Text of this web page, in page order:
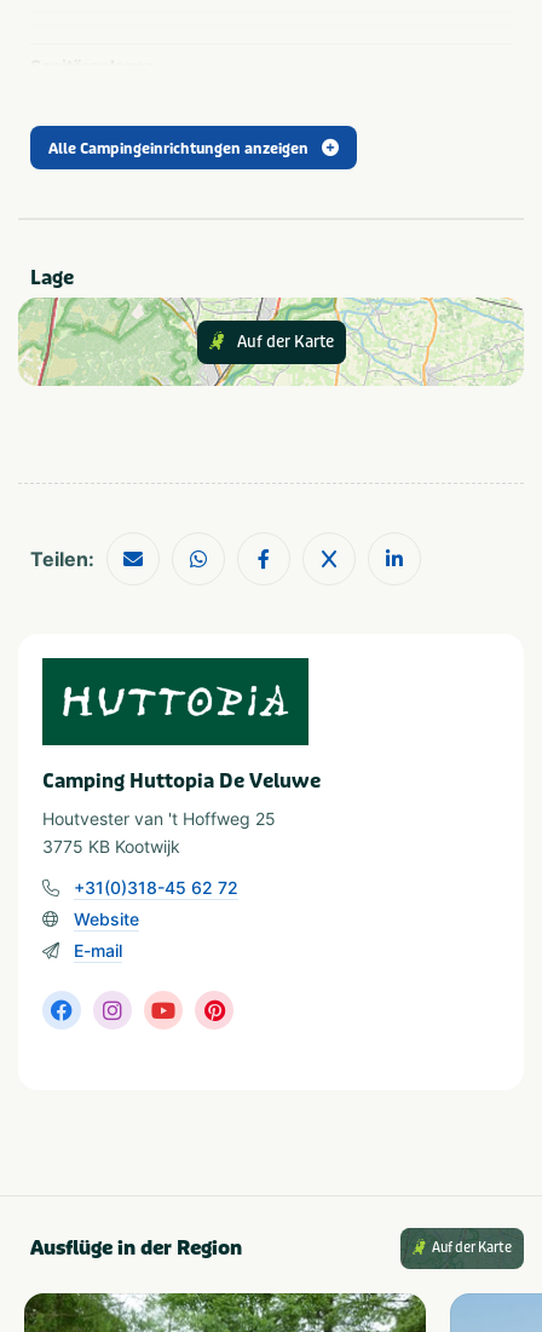
Wasdroger op camping
Gehandicaptensanitair
Populäre Filter
Wifi
Geschikt voor campers
Families met kinderen
In der Nähe
Attractiepark
Fietsroutes
Restaurants
Shoppen
Musea en kastelen
Thema
Actief & outdoor
Kids & familie
Provinz und Region
Alle Campingeinrichtungen anzeigen
Lage
Auf der Karte
Teilen:
Camping Huttopia De Veluwe
Houtvester van 't Hoffweg 25
3775 KB Kootwijk
+31(0)318-45 62 72
Website
E-mail
Ausflüge in der Region Auf der Karte